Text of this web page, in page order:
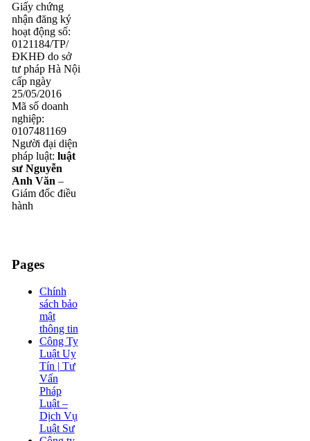
Giấy chứng
nhận đăng ký
hoạt động số:
0121184/TP/
ĐKHĐ do sở
tư pháp Hà Nội
cấp ngày
25/05/2016
Mã số doanh
nghiệp:
0107481169
Người đại diện
pháp luật: luật
sư Nguyễn
Anh Văn –
Giám đốc điều
hành
Pages
Chính
sách bảo
mật
thông tin
Công Ty
Luật Uy
Tín | Tư
Vấn
Pháp
Luật –
Dịch Vụ
Luật Sư